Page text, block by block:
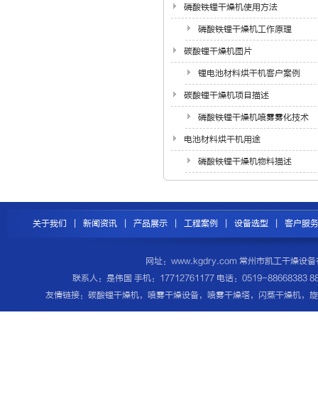
磷酸铁锂干燥机使用方法
磷酸铁锂干燥机工作原理
碳酸锂干燥机图片
锂电池材料烘干机客户案例
碳酸锂干燥机项目描述
磷酸铁锂干燥机喷雾雾化技术
电池材料烘干机用途
磷酸铁锂干燥机物料描述
关于我们 新闻资讯 产品展示 工程案例 设备选型 客户服务
网址：www.kgdry.com 常州市凯工干燥设
联系人：是伟国 手机：17712761177 电话：0519-88668383
友情链接：碳酸锂干燥机，喷雾干燥设备，喷雾干燥塔，闪蒸干燥机，